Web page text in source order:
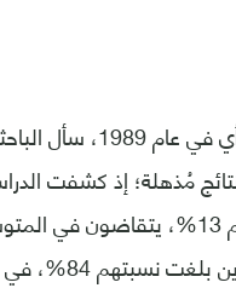
وبعد 10
مُذهلة؛ إذ كشفت
والذين تبلغ نسبتهم 13%،
على